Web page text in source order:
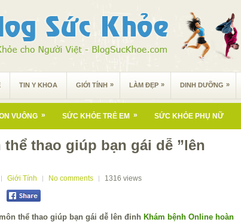
TIN Y KHOA GIỚI TÍNH » LÀM ĐẸP » DINH DƯỠNG »
VUÔNG » SỨC KHỎE TRẺ EM » SỨC KHỎE PHỤ NỮ
thể thao giúp bạn gái dễ ”lên
Giới Tính No comments 1316 views
Khám bệnh Online hoàn